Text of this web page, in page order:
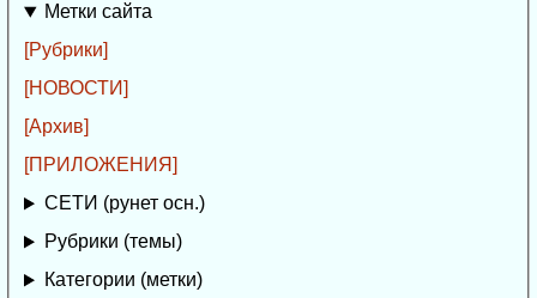
Метки сайта
[Рубрики]
[НОВОСТИ]
[Архив]
[ПРИЛОЖЕНИЯ]
СЕТИ (рунет осн.)
Рубрики (темы)
Категории (метки)